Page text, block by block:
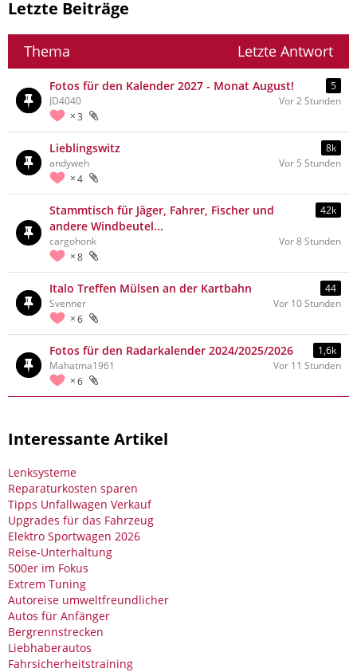
Letzte Beiträge
Thema Letzte Antwort
Fotos für den Kalender 2027 - Monat August! 5
3
JD4040 Vor 2 Stunden
Lieblingswitz 8k
4
andyweh Vor 5 Stunden
Stammtisch für Jäger, Fahrer, Fischer und
andere Windbeutel...
42k
8
cargohonk Vor 8 Stunden
Italo Treffen Mülsen an der Kartbahn 44
6
Svenner Vor 10 Stunden
Fotos für den Radarkalender 2024/2025/2026 1,6k
6
Mahatma1961 Vor 11 Stunden
Interessante Artikel
Lenksysteme
Reparaturkosten sparen
Tipps Unfallwagen Verkauf
Upgrades für das Fahrzeug
Elektro Sportwagen 2026
Reise-Unterhaltung
500er im Fokus
Extrem Tuning
Autoreise umweltfreundlicher
Autos für Anfänger
Bergrennstrecken
Liebhaberautos
Fahrsicherheitstraining